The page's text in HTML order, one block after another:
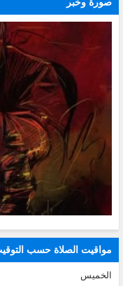
مواقيت الصلاة حسب
الخميس